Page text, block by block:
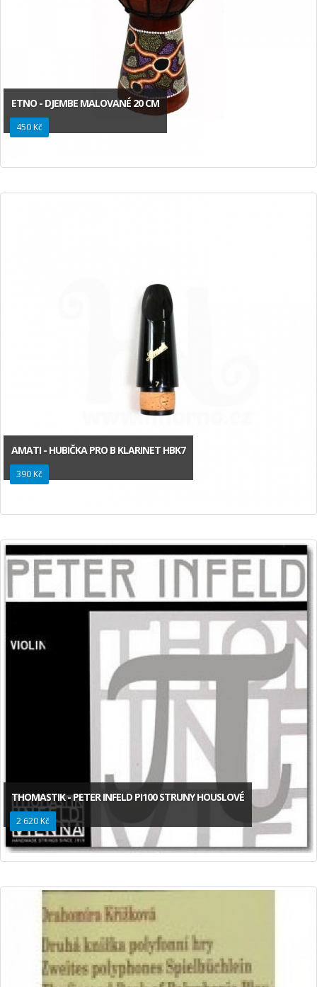
ETNO - DJEMBE MALOVANÉ 20 CM
450 Kč
AMATI - HUBIČKA PRO B KLARINET HBK7
390 Kč
THOMASTIK - PETER INFELD PI100 STRUNY HOUSLOVÉ
2 620 Kč